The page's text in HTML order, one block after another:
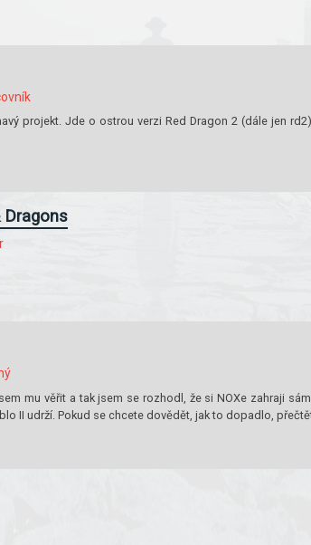
projekt. Jde o ostrou verzi Red Dragon 2 (dále jen
Dragons
mu věřit a tak jsem se rozhodl, že si NOXe zahraji
II udrží. Pokud se chcete dovědět, jak to dopadlo,